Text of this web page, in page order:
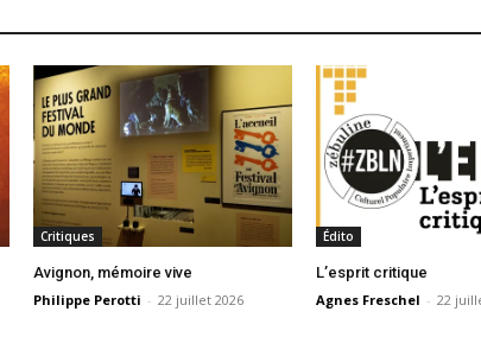
Critiques
Avignon, mémoire vive
Philippe Perotti - 22 juillet 2026
Édito
L’esprit critique
Agnes Freschel - 22